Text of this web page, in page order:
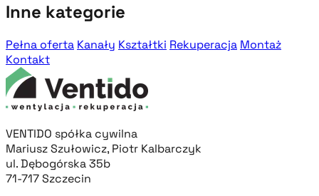
Inne kategorie
Pełna oferta Kanały Kształtki Rekuperacja Montaż
Kontakt
VENTIDO spółka cywilna
Mariusz Szułowicz, Piotr Kalbarczyk
ul. Dębogórska 35b
71-717 Szczecin